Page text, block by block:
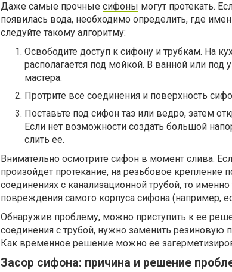
Даже самые прочные сифоны могут протекать.
появилась вода, необходимо определить, где
следуйте такому алгоритму:
Освободите доступ к сифону и трубкам. На
располагается под мойкой. В ванной или под
мастера.
Протрите все соединения и поверхность
Поставьте под сифон таз или ведро, затем
Если нет возможности создать большой
слить ее.
Внимательно осмотрите сифон в момент слива.
произойдет протекание, на резьбовое
соединениях с канализационной трубой, то
повреждения самого корпуса сифона (например,
Обнаружив проблему, можно приступить к ее
соединения с трубой, нужно заменить резиновую
Как временное решение можно ее
Засор сифона: причина и решение